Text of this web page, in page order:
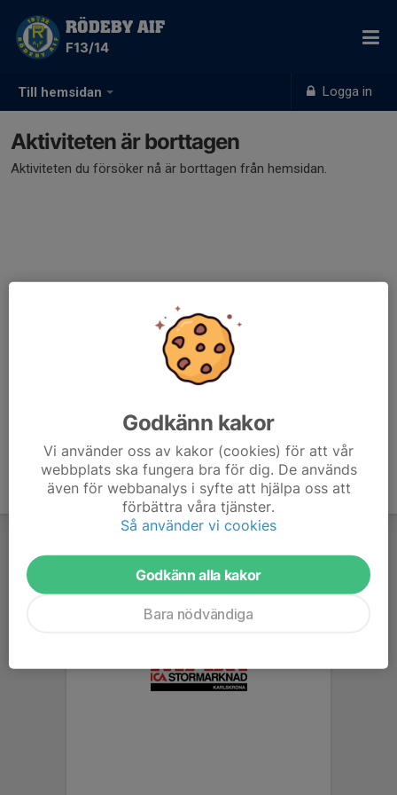
Till hemsidan Logga in
RÖDEBY AIF
F13/14
Aktiviteten är borttagen
Aktiviteten du försöker nå är borttagen från hemsidan.
Godkänn kakor
Vi använder oss av kakor (cookies) för att vår
webbplats ska fungera bra för dig. De används
även för webbanalys i syfte att hjälpa oss att
förbättra våra tjänster.
Så använder vi cookies
Godkänn alla kakor
Bara nödvändiga